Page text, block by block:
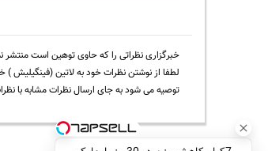
خبرگزاری نظراتی را که حاوی توهین است منتشر
لطفا از نوشتن نظرات خود به لاتین (فینگیلیش )
توصیه می شود به جای ارسال نظرات مشابه با